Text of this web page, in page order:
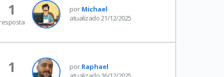
por Michael
atualizado 21/12/2025
1
resposta
por Raphael
1